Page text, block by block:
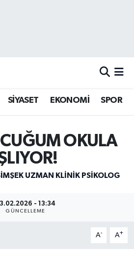
SİYASET EKONOMİ SPOR
OKULA
UZMAN KLINIK PSIKOLOG
- 13:34
GÜNCELLEME
A- A+
Haritası